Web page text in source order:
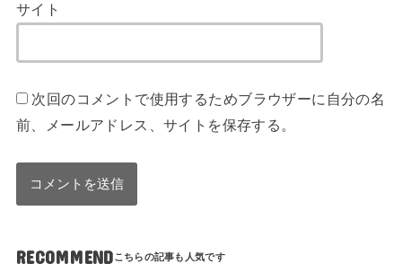
サイト
次回のコメントで使用するためブラウザーに自分の名
前、メールアドレス、サイトを保存する。
RECOMMEND